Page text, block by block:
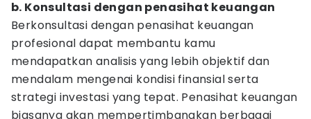
b. Konsultasi dengan penasihat keuangan
Berkonsultasi dengan penasihat keuangan
profesional dapat membantu kamu
mendapatkan analisis yang lebih objektif dan
mendalam mengenai kondisi finansial serta
strategi investasi yang tepat. Penasihat keuangan
biasanya akan mempertimbangkan berbagai